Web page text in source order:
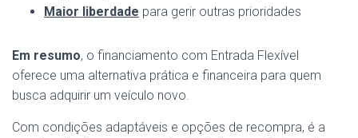
Maior liberdade para gerir outras prioridades
Em resumo, o financiamento com Entrada Flexível
oferece uma alternativa prática e financeira para quem
busca adquirir um veículo novo.
Com condições adaptáveis e opções de recompra, é a